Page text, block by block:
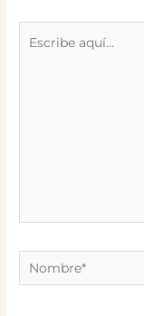
Nombre*